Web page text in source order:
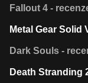
Fallout 4 -
Metal Gear Solid
Dark Souls -
Death Stranding